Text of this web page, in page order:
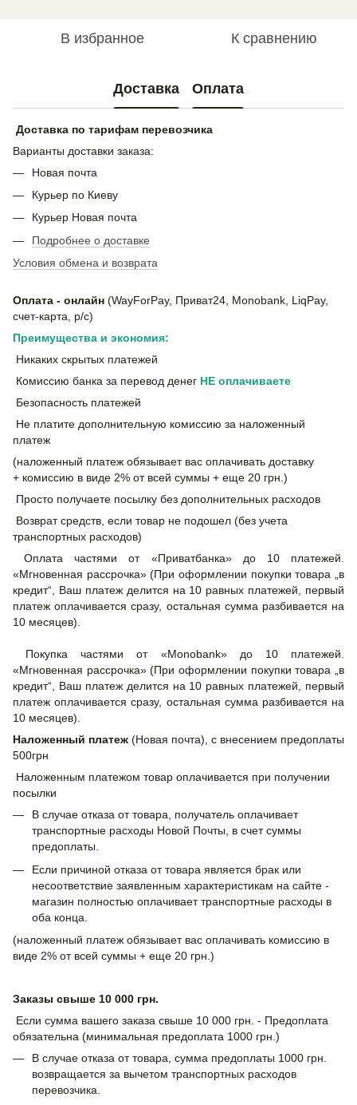
В избранное К сравнению
Доставка Оплата
Доставка по тарифам перевозчика
Варианты доставки заказа:
Новая почта
Курьер по Киеву
Курьер Новая почта
Подробнее о доставке
Условия обмена и возврата
Оплата - онлайн (WayForPay, Приват24, Monobank, LiqPay,
счет-карта, р/с)
Преимущества и экономия:
Никаких скрытых платежей
Комиссию банка за перевод денег НЕ оплачиваете
Безопасность платежей
Не платите дополнительную комиссию за наложенный
платеж
(наложенный платеж обязывает вас оплачивать доставку
+ комиссию в виде 2% от всей суммы + еще 20 грн.)
Просто получаете посылку без дополнительных расходов
Возврат средств, если товар не подошел (без учета
транспортных расходов)
Оплата частями от «Приватбанка» до 10 платежей.
«Мгновенная рассрочка» (При оформлении покупки товара „в
кредит“, Ваш платеж делится на 10 равных платежей, первый
платеж оплачивается сразу, остальная сумма разбивается на
10 месяцев).
Покупка частями от «Monobank» до 10 платежей.
«Мгновенная рассрочка» (При оформлении покупки товара „в
кредит“, Ваш платеж делится на 10 равных платежей, первый
платеж оплачивается сразу, остальная сумма разбивается на
10 месяцев).
Наложенный платеж (Новая почта), с внесением предоплаты
500грн
Наложенным платежом товар оплачивается при получении
посылки
В случае отказа от товара, получатель оплачивает
транспортные расходы Новой Почты, в счет суммы
предоплаты.
Если причиной отказа от товара является брак или
несоответствие заявленным характеристикам на сайте -
магазин полностью оплачивает транспортные расходы в
оба конца.
(наложенный платеж обязывает вас оплачивать комиссию в
виде 2% от всей суммы + еще 20 грн.)
Заказы свыше 10 000 грн.
Если сумма вашего заказа свыше 10 000 грн. - Предоплата
обязательна (минимальная предоплата 1000 грн.)
В случае отказа от товара, сумма предоплаты 1000 грн.
возвращается за вычетом транспортных расходов
перевозчика.